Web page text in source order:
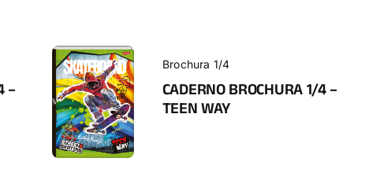
–
Brochura 1/4
CADERNO BROCHURA 1/4 –
TEEN WAY